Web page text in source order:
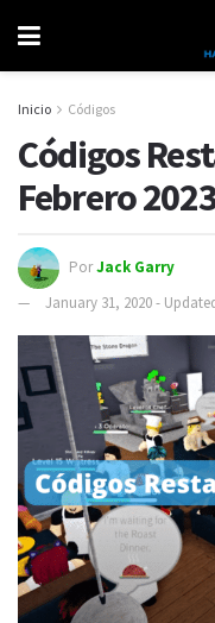
Inicio Códigos
Códigos
Febrero
PorJack Garry
January 31, 2020 -